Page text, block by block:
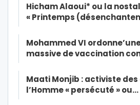
Hicham Alaoui* ou la
« Printemps
Mohammed VI
massive de vaccination
Maati Monjib : activiste
l’Homme « persécuté » ou…